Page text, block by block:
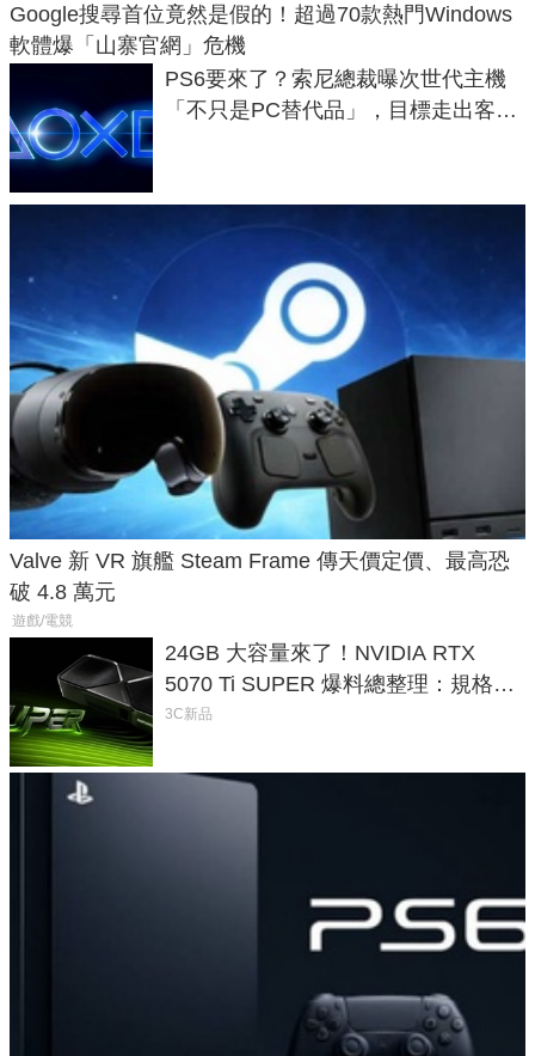
Google搜尋首位竟然是假的！超過70款熱門Windows
軟體爆「山寨官網」危機
PS6要來了？索尼總裁曝次世代主機
「不只是PC替代品」，目標走出客
Valve 新 VR 旗艦 Steam Frame 傳天價定價、最高恐
破 4.8 萬元
遊戲/電競
24GB 大容量來了！NVIDIA RTX
5070 Ti SUPER 爆料總整理：規格、
功耗、上市時間
3C新品